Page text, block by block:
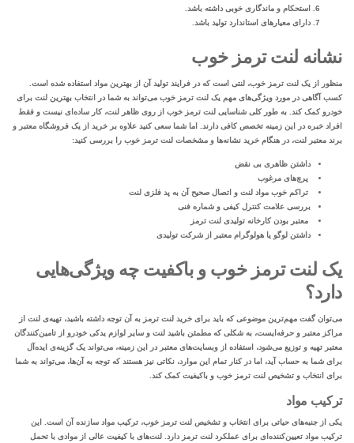
استحکام و ماندگاری خوبی داشته باشد.
دارای معیارهای استاندارد تولید باشد.
نشانه لنت ترمز خوب
منظور از یک لنت ترمز خوب، لنتی است که در فرایند تولید آن از بهترین مواد استفاده شده است.
کسب آگاهی در مورد ویژگی‌های مهم یک لنت ترمز خوب می‌تواند به شما در انتخاب بهترین لنت برای
خودرو کمک کند. به طور کلی شناسایی لنت ترمز خوب از روی ظاهر لنت، کار ساده‌ای نیست و فقط
افراد خبره در این زمینه تخصص کافی دارند. اما شما سعی کنید علاوه بر خرید از یک فروشگاه معتبر و
برند معتبر لنت، در هنگام خرید نشانه‌ها و مشخصات لنت ترمز خوب را بررسی کنید:
داشتن ظاهری بی نقض
پرچ‌های مرغوب
تراکم خوب مواد لنت و اتصال صحیح آن به پد فلزی لنت
بررسی علامت کنترل کیفی و شماره فنی
معتبر بودن کارخانه تولیدی لنت ترمز
داشتن لوگو یا هولوگرام معتبر از شرکت تولیدی
یک لنت ترمز خوب و باکفیت چه ویژگی‌هایی
دارد؟
می‌توان گفت مهم‌ترین موضوعی که باید برای خرید لنت ترمز به آن توجه داشته باشید، تهیه‌ی لنت از
مراکز معتبر و حرفه‌ایست، به شکلی که مطمئن باشید لنت و سایر
لوازم یدکی خودرو از تامین‌کنندگان
معتبر تهیه و توزیع می‌شود، استفاده از وبسایت‌های معتبر در این زمینه، می‌تواند یک گزینه‌ی ایده‌‌آل
برای شما به حساب آید، اما در کنار تمام این موارد، نکاتی نیز هستند که توجه به آن‌ها، می‌تواند به شما
برای انتخاب و تشخیص لنت ترمز خوب و باکیفیت کمک کند.
ترکیب مواد
یکی از جنبه‌های حیاتی برای انتخاب و تشخیص لنت ترمز خوب، ترکیب مواد سازنده آن است. این
ترکیب مواد تعیین‌کننده‌ای برای عملکرد لنت ترمز دارد. لنت‌های با کیفیت عالی از موادی با تحمل